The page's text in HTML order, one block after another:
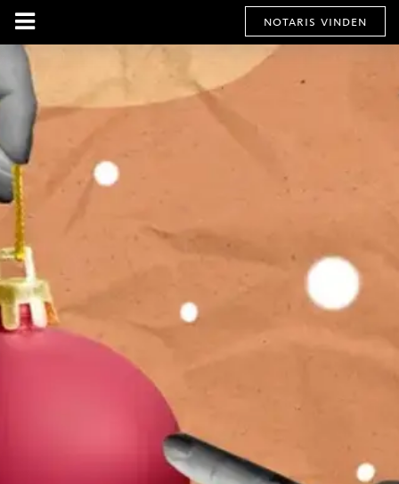
notaris vinden